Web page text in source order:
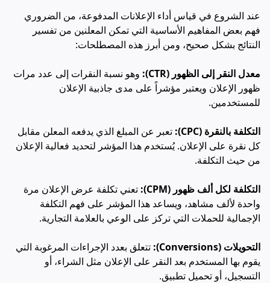
عند الشروع في قياس أداء الإعلانات المدفوعة، من الضروري
فهم بعض المفاهيم الأساسية التي تمكن المعلنين من تفسير
النتائج بشكل صحيح، ومن أبرز هذه المصطلحات:
معدل النقر إلى الظهور (CTR):
وهو نسبة النقرات إلى عدد مرات
ظهور الإعلان ويعتبر مؤشراً على مدى جاذبية الإعلان
للمستخدمين.
التكلفة بالنقرة (CPC):
تعبر عن المبلغ الذي يدفعه المعلن مقابل
كل نقرة على الإعلان. يُستخدم هذا المؤشر لتحديد فعالية الإعلان
من حيث التكلفة.
التكلفة لكل ألف ظهور (CPM):
تعني تكلفة عرض الإعلان مرة
واحدة لألف مشاهد، ويساعد هذا المؤشر على فهم التكلفة
الإجمالية للحملات التي تركز على الوعي بالعلامة التجارية.
التحويلات (Conversions):
تتعلق بعدد الإجراءات المرغوبة التي
يقوم بها المستخدم بعد النقر على الإعلان مثل الشراء، أو
التسجيل، أو تحميل تطبيق.